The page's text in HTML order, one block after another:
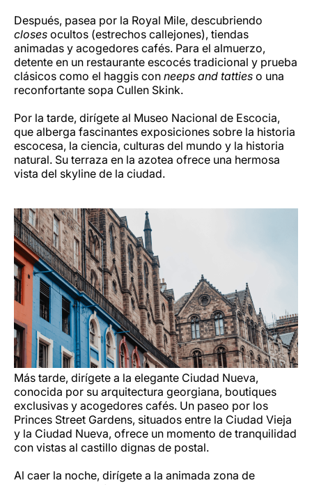
Después, pasea por la Royal Mile, descubriendo
closes ocultos (estrechos callejones), tiendas
animadas y acogedores cafés. Para el almuerzo,
detente en un restaurante escocés tradicional y prueba
clásicos como el haggis con neeps and tatties o una
reconfortante sopa Cullen Skink.
Por la tarde, dirígete al Museo Nacional de Escocia,
que alberga fascinantes exposiciones sobre la historia
escocesa, la ciencia, culturas del mundo y la historia
natural. Su terraza en la azotea ofrece una hermosa
vista del skyline de la ciudad.
Más tarde, dirígete a la elegante Ciudad Nueva,
conocida por su arquitectura georgiana, boutiques
exclusivas y acogedores cafés. Un paseo por los
Princes Street Gardens, situados entre la Ciudad Vieja
y la Ciudad Nueva, ofrece un momento de tranquilidad
con vistas al castillo dignas de postal.
Al caer la noche, dirígete a la animada zona de